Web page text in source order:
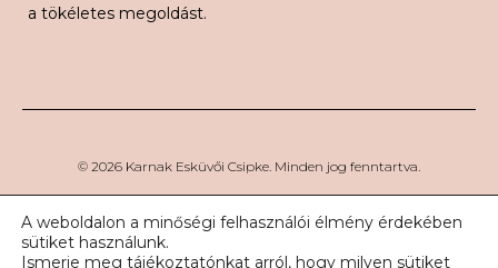
a tökéletes megoldást.
© 2026 Karnak Esküvői Csipke. Minden jog fenntartva.
A weboldalon a minőségi felhasználói élmény érdekében
sütiket használunk.
Ismerje meg tájékoztatónkat arról, hogy milyen sütiket